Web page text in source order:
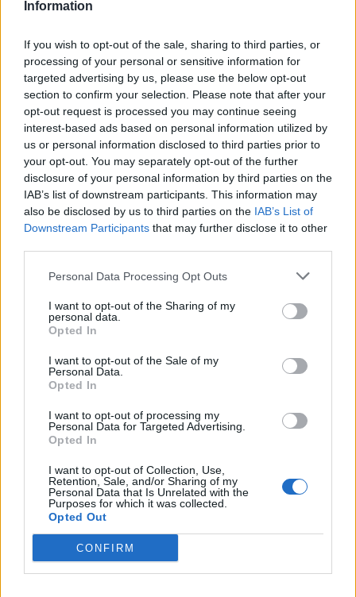
Information
If you wish to opt-out of the sale, sharing to third parties, or
processing of your personal or sensitive information for
targeted advertising by us, please use the below opt-out
section to confirm your selection. Please note that after your
opt-out request is processed you may continue seeing
interest-based ads based on personal information utilized by
us or personal information disclosed to third parties prior to
your opt-out. You may separately opt-out of the further
disclosure of your personal information by third parties on the
IAB’s list of downstream participants. This information may
also be disclosed by us to third parties on the IAB’s List of
Downstream Participants that may further disclose it to other
Personal Data Processing Opt Outs
I want to opt-out of the Sharing of my
personal data.
Opted In
I want to opt-out of the Sale of my
Personal Data.
Opted In
I want to opt-out of processing my
Personal Data for Targeted Advertising.
Opted In
I want to opt-out of Collection, Use,
Retention, Sale, and/or Sharing of my
Personal Data that Is Unrelated with the
Purposes for which it was collected.
Opted Out
CONFIRM
και ελαιόλαδο
ΗΠΑ: Τέθηκαν σε ισχύ
οι δασμοί σε
εισαγόμενα προϊόντα
της Βραζιλίας
03 Αυγούστου 2025
Παγκόσμια ανησυχία
δασμούς Τραμπ
Το κυνήγι των